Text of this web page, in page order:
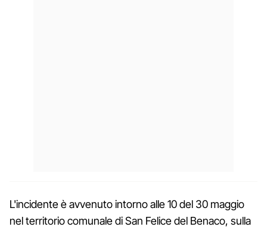
L'incidente è avvenuto intorno alle 10 del 30 maggio
nel territorio comunale di San Felice del Benaco, sulla